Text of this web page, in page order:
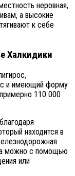
неровная,
а высокие
к себе
Халкидики
и имеющий форму
110 000
находится в
можно с помощью
или